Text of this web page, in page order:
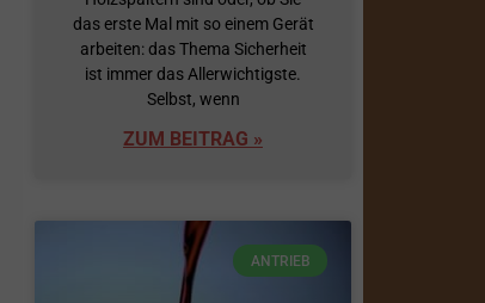
das erste Mal mit so einem Gerät
arbeiten: das Thema Sicherheit
ist immer das Allerwichtigste.
Selbst, wenn
ZUM BEITRAG »
ANTRIEB